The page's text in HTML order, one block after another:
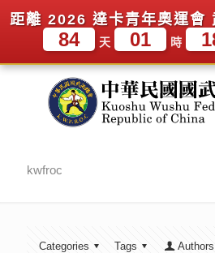
距離 2026 達卡青年奧運會
84 天 01 時
kwfroc
Categories Tags Authors